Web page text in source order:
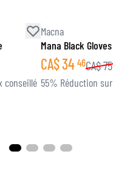
conseillé
Macna
Mana Black
CA$34 46CA$75
55% Réduction